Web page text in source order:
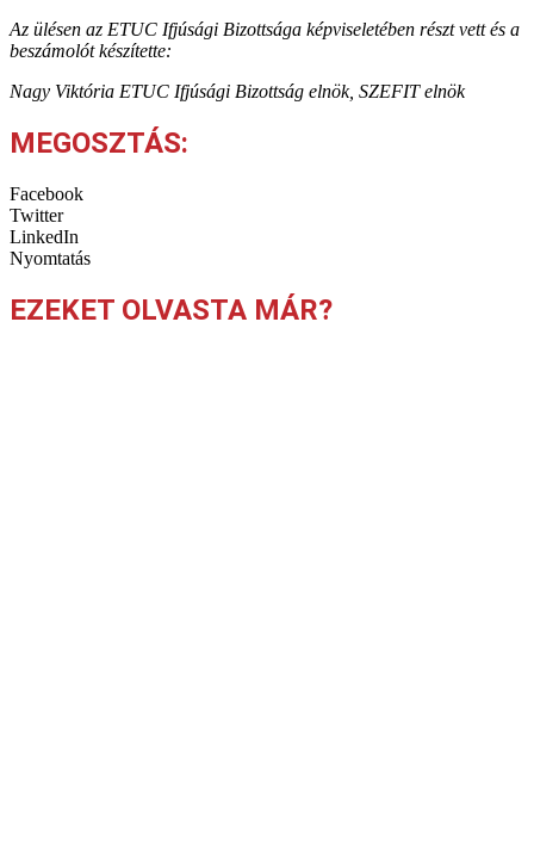
Az ülésen az ETUC Ifjúsági Bizottsága képviseletében részt vett és a
beszámolót készítette:
Nagy Viktória ETUC Ifjúsági Bizottság elnök, SZEFIT elnök
MEGOSZTÁS:
Facebook
Twitter
LinkedIn
Nyomtatás
EZEKET OLVASTA MÁR?